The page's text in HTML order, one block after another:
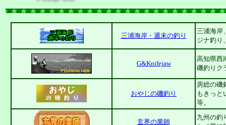
三浦海岸・週末の釣り
三浦海岸
ジナ釣り
G&Knifejaw
高知県西
磯釣りク
おやじの磯釣り
房総の磯
もきっ
等。
玄界の業師
九州の釣